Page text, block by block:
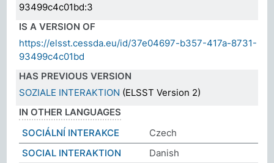
93499c4c01bd:3
IS A VERSION OF
https://elsst.cessda.eu/id/37e04697-b357-417a-8731-
93499c4c01bd
HAS PREVIOUS VERSION
SOZIALE INTERAKTION (ELSST Version 2)
IN OTHER LANGUAGES
SOCIÁLNÍ INTERAKCE
Czech
SOCIAL INTERAKTION
Danish